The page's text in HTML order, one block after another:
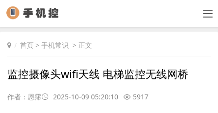
首页 > 手机常识 > 正文
监控摄像头wifi天线 电梯监控无线网桥
作者：恩霈 2025-10-09 05:20:10 5917